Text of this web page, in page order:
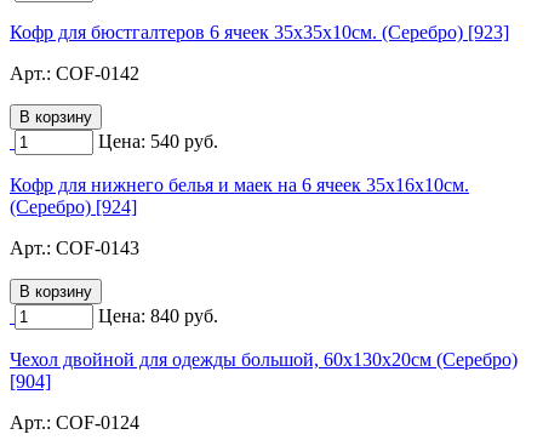
Кофр для бюстгалтеров 6 ячеек 35х35х10см. (Серебро) [923]
Арт.: COF-0142
Цена: 540 руб.
Кофр для нижнего белья и маек на 6 ячеек 35х16х10см.
(Серебро) [924]
Арт.: COF-0143
Цена: 840 руб.
Чехол двойной для одежды большой, 60х130х20см (Серебро)
[904]
Арт.: COF-0124